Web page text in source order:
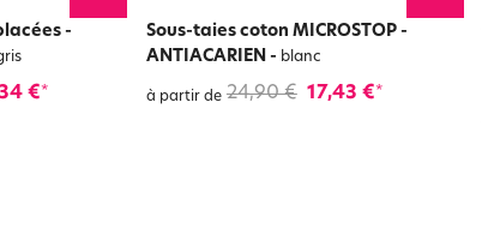
-
€*
Sous-taies coton MICROSTOP -
ANTIACARIEN - blanc
à partir de 24,90 € 17,43 €*